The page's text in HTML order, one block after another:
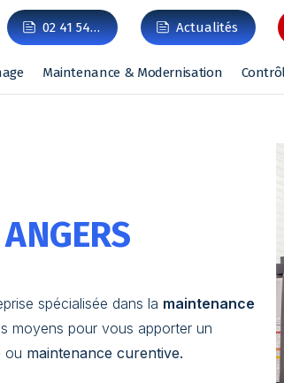
02 41 54… Actualités
Maintenance & Modernisation
spécialisée dans la maintenance
moyens pour vous apporter un
ou maintenance curentive.